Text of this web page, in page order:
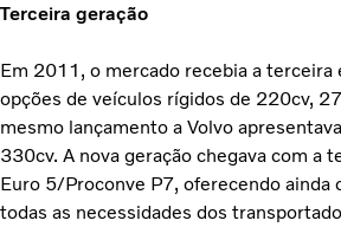
Terceira geração
Em 2011, o mercado recebia a
opções de veículos rígidos de 220cv,
mesmo lançamento a Volvo
330cv. A nova geração chegava com a
Euro 5/Proconve P7, oferecendo ainda
todas as necessidades dos